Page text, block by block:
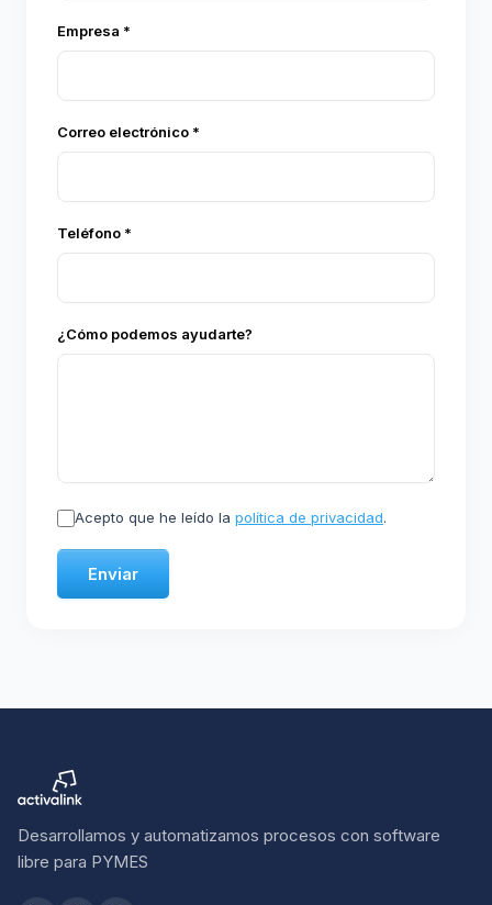
Empresa *
Correo electrónico *
Teléfono *
¿Cómo podemos ayudarte?
Acepto que he leído la política de privacidad.
Enviar
Desarrollamos y automatizamos procesos con software
libre para PYMES